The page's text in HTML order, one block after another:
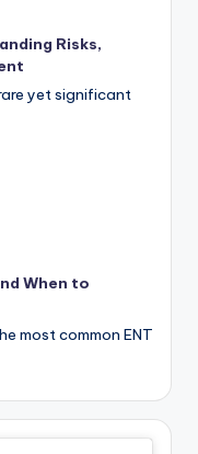
Risks,
yet significant
When to
most common ENT